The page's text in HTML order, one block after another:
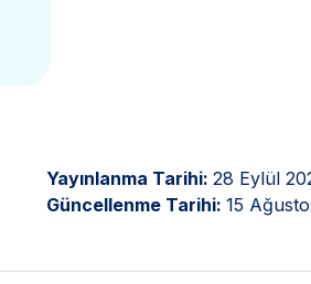
Yayınlanma Tarihi: 28 Eylül
Güncellenme Tarihi: 15